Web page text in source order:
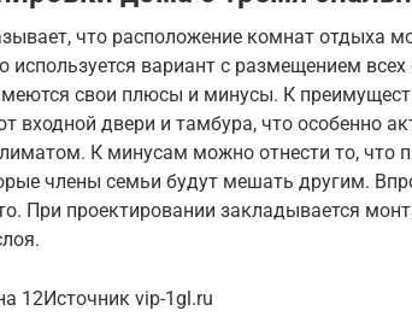
что расположение комнат отдыха
используется вариант с размещением всех
свои плюсы и минусы. К
входной двери и тамбура, что особенно
К минусам можно отнести то, что
члены семьи будут мешать другим.
При проектировании закладывается
12Источник vip-1gl.ru